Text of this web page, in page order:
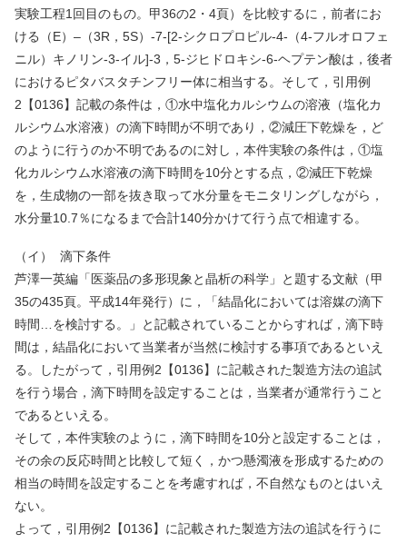
実験工程1回目のもの。甲36の2 ・ 4頁）を比較するに，前者にお
ける（E） – （3R ， 5S） -7-[2-シクロプロピル-4- （4-フルオロフェ
ニル）キノリン-3-イル]-3 ， 5-ジヒドロキシ-6-ヘプテン酸は，後者
におけるピタバスタチンフリー体に相当する。そして，引用例
2 【0136】記載の条件は，①水中塩化カルシウムの溶液（塩化カ
ルシウム水溶液）の滴下時間が不明であり，②減圧下乾燥を，ど
のように行うのか不明であるのに対し，本件実験の条件は，①塩
化カルシウム水溶液の滴下時間を10分とする点，②減圧下乾燥
を，生成物の一部を抜き取って水分量をモニタリングしながら，
水分量10.7％になるまで合計140分かけて行う点で相違する。
（イ）
滴下条件
芦澤一英編「医薬品の多形現象と晶析の科学」と題する文献（甲
35の435頁。平成14年発行）に，「結晶化においては溶媒の滴下
時間…を検討する。」と記載されていることからすれば，滴下時
間は，結晶化において当業者が当然に検討する事項であるといえ
る。したがって，引用例 2 【0136】に記載された製造方法の追試
を行う場合，滴下時間を設定することは，当業者が通常行うこと
であるといえる。
そして，本件実験のように，滴下時間を10分と設定することは，
その余の反応時間と比較して短く，かつ懸濁液を形成するための
相当の時間を設定することを考慮すれば，不自然なものとはいえ
ない。
よって，引用例 2 【0136】に記載された製造方法の追試を行うに